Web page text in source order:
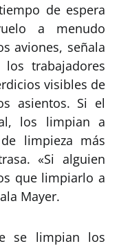
de espera
a menudo
aviones, señala
trabajadores
visibles de
asientos. Si el
los limpian a
limpieza más
«Si alguien
que limpiarlo a
Mayer.
se limpian los